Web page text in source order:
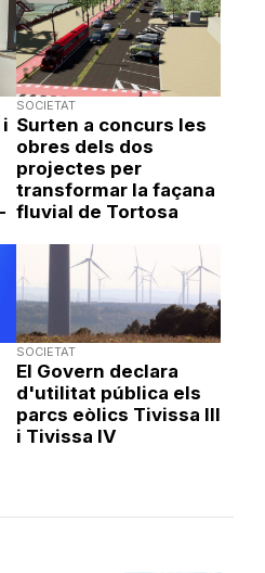
SOCIETAT
Surten a concurs les
obres dels dos
projectes per
transformar la façana
fluvial de Tortosa
SOCIETAT
El Govern declara
d'utilitat pública els
parcs eòlics Tivissa III
i Tivissa IV